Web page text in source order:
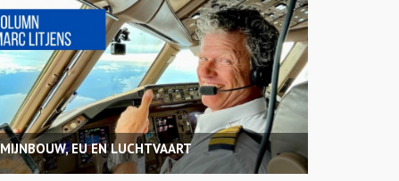
MIJNBOUW, EU EN LUCHTVAART